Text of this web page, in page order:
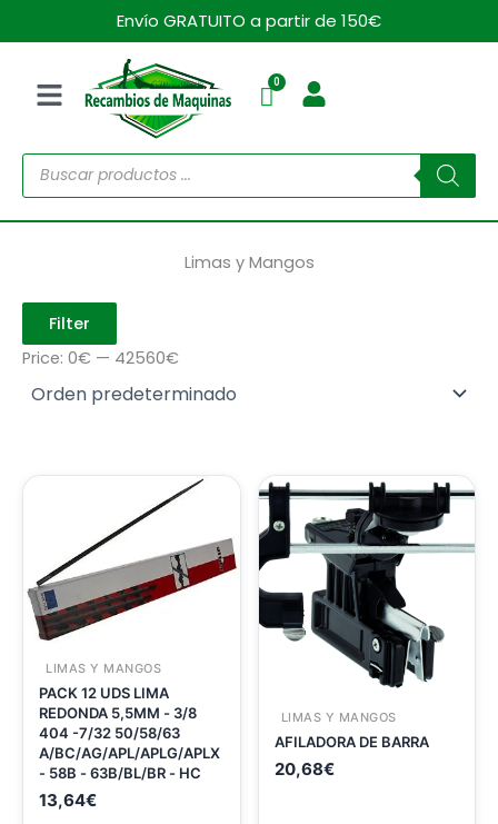
al
Envío GRATUITO a partir de 150€
Menú
Búsqueda
de
Limas y Mangos
Filter
Price: 0€ — 42560€
LIMAS Y MANGOS
PACK 12 UDS LIMA
REDONDA 5,5MM - 3/8
404 -7/32 50/58/63
A/BC/AG/APL/APLG/APLX
- 58B - 63B/BL/BR - HC
13,64€
LIMAS Y MANGOS
AFILADORA DE BARRA
20,68€